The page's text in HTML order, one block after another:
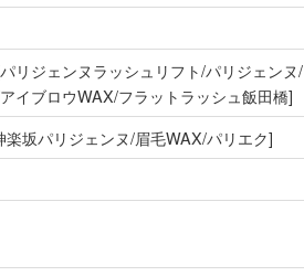
リジェンヌラッシュリフト/パリジェンヌ/
イブロウWAX/フラットラッシュ飯田橋]
坂パリジェンヌ/眉毛WAX/パリエク]